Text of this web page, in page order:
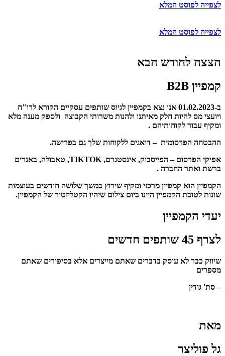
לצפייה לפוסט המלא
לצפייה לפוסט המלא
הצצה לחודש הבא
קמפיין B2B
ב-01.02.2023 אנו נצא בקמפיין לגיוס שותפים עסקיים הקורא לרו"ח
ויועצי מס להיות חלק מאיתנו ולהנות משרותי הקבוצה ולספק מענה מלא
ומקיף עבור לקוחותיהם .
ההבטחה הפרסומית – דואגים ללקוחות שלך גם בפרישה.
אפיקי הפרסום – הפייסבוק, אינסטגרם, TIKTOK, טאבולה, באנרים
ברשת ואתר החברה .
הקמפיין הוא קמפיין מרכזי ומקיף שירוץ במשך שלושה חודשים בעוצמות
שונות לטובת הקמפיין היינו ביום צילום שיהיו הקטליזטור של הקמפיין.
יעדי הקמפיין
לצרף 45 שותפים חדשים
שיווק כבר לא עוסק בדברים שאתם מייצרים אלא בסיפורים שאתם
מספרים
–סת' גודין
מאת
גל פוליצר